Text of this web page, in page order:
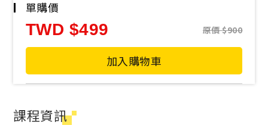
單購價
TWD 499 原價 900
加入購物車
課程資訊